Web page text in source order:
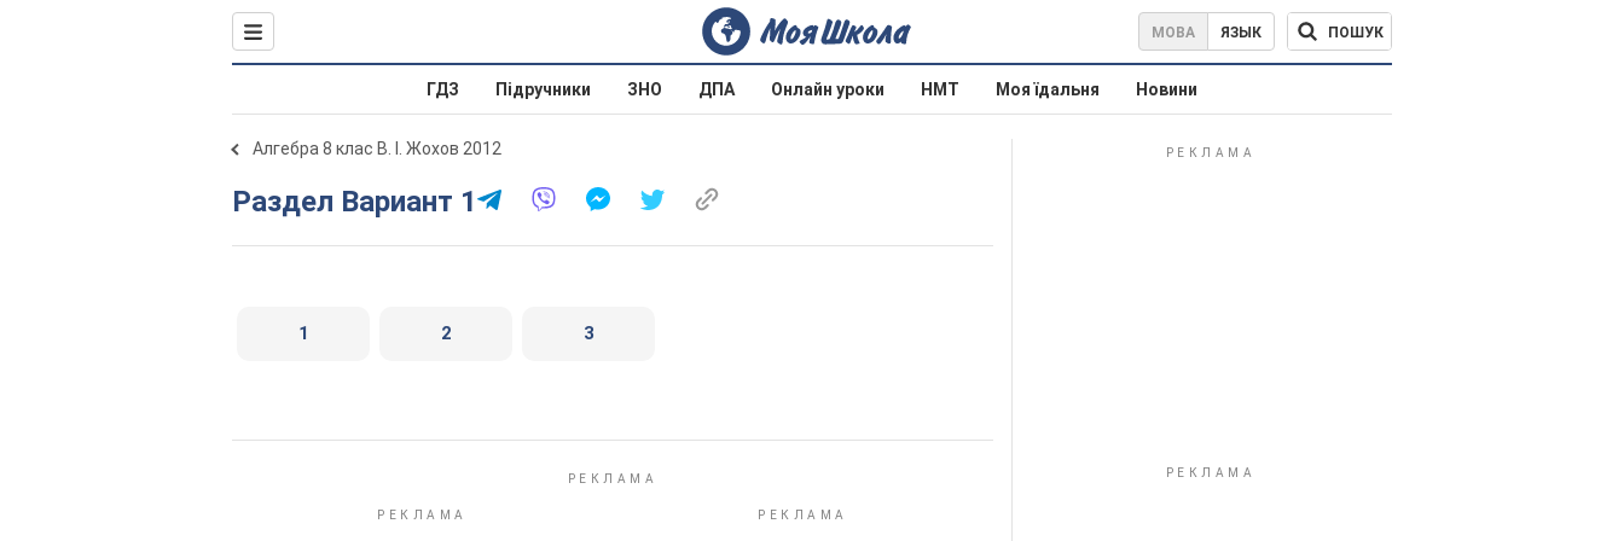
МОВА ЯЗЫК ПОШУК
ГДЗ Підручники ЗНО ДПА Онлайн уроки НМТ Моя їдальня Новини
Алгебра 8 клас В. І. Жохов 2012
Раздел Вариант 1
1 2 3